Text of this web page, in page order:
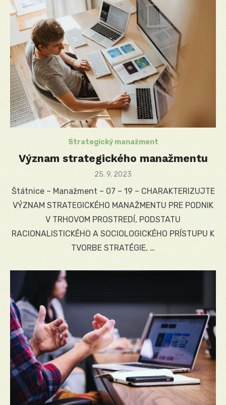
Strategický manažment
Význam strategického manažmentu
Posted
25. 9. 2023
Štátnice – Manažment – 07 – 19 – CHARAKTERIZUJTE
VÝZNAM STRATEGICKÉHO MANAŽMENTU PRE PODNIK
V TRHOVOM PROSTREDÍ, PODSTATU
RACIONALISTICKÉHO A SOCIOLOGICKÉHO PRÍSTUPU K
TVORBE STRATÉGIE, …